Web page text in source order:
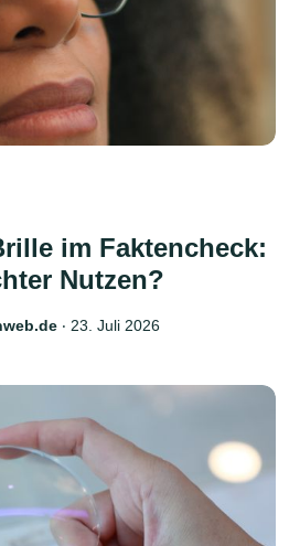
im Faktencheck:
Nutzen?
‧ 23. Juli 2026